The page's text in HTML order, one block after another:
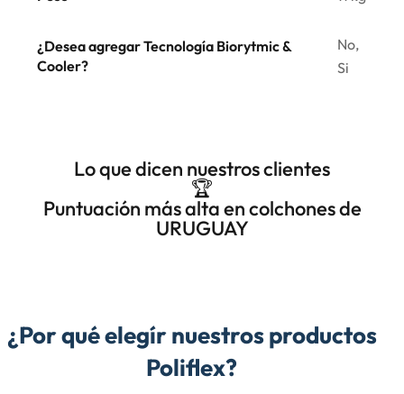
¿Desea agregar Tecnología Biorytmic &
Cooler?
No,
Si
Lo que dicen nuestros clientes
🏆
Puntuación más alta en colchones de
URUGUAY
¿Por qué elegír nuestros productos
Poliflex?